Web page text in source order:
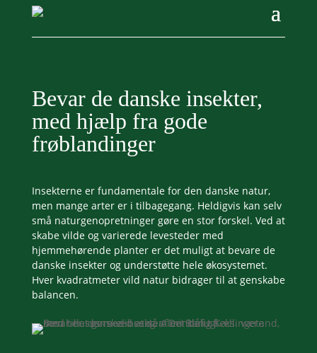
Bevar de danske insekter,
med hjælp fra gode
frøblandinger
Insekterne er fundamentale for den danske natur,
men mange arter er i tilbagegang. Heldigvis kan selv
små naturgenopretninger gøre en stor forskel. Ved at
skabe vilde og varierede levesteder med
hjemmehørende planter er det muligt at bevare de
danske insekter og understøtte hele økosystemet.
Hver kvadratmeter vild natur bidrager til at genskabe
balancen.